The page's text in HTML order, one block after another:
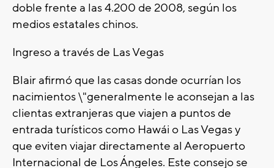
doble frente a las 4.200 de 2008, según los
medios estatales chinos.
Ingreso a través de Las Vegas
Blair afirmó que las casas donde ocurrían los
nacimientos \"generalmente le aconsejan a las
clientas extranjeras que viajen a puntos de
entrada turísticos como Hawái o Las Vegas y
que eviten viajar directamente al Aeropuerto
Internacional de Los Ángeles. Este consejo se